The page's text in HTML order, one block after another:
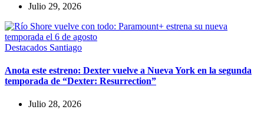
Julio 29, 2026
Destacados Santiago
Anota este estreno: Dexter vuelve a Nueva York en la segunda
temporada de “Dexter: Resurrection”
Julio 28, 2026